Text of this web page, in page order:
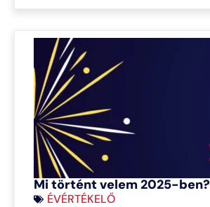
Mi történt velem 2025-ben?
ÉVÉRTÉKELŐ